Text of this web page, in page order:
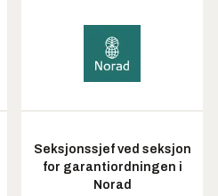
Seksjonssjef ved seksjon
for garantiordningen i
Norad